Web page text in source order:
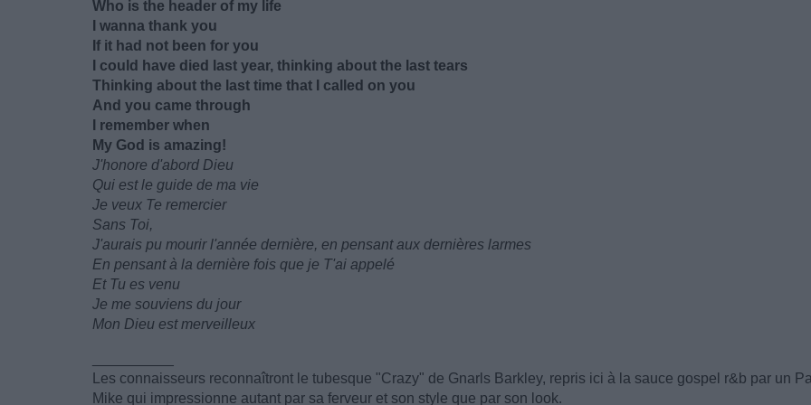
Who is the header of my life
I wanna thank you
If it had not been for you
I could have died last year, thinking about the last tears
Thinking about the last time that I called on you
And you came through
I remember when
My God is amazing!
J'honore d'abord Dieu
Qui est le guide de ma vie
Je veux Te remercier
Sans Toi,
J'aurais pu mourir l'année dernière, en pensant aux dernières larmes
En pensant à la dernière fois que je T'ai appelé
Et Tu es venu
Je me souviens du jour
Mon Dieu est merveilleux
Les connaisseurs reconnaîtront le tubesque "Crazy" de Gnarls Barkley, repris ici à la sauce gospel r&b par un
Mike qui impressionne autant par sa ferveur et son style que par son look.